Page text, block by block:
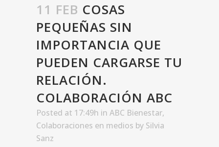
11 FEB COSAS
PEQUEÑAS SIN
IMPORTANCIA QUE
PUEDEN CARGARSE TU
RELACIÓN.
COLABORACIÓN ABC
Posted at 17:49h in ABC Bienestar,
Colaboraciones en medios by Silvia
Sanz